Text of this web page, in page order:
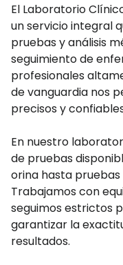
El Laboratorio
un servicio integral
pruebas y análisis
seguimiento de
profesionales
de vanguardia nos
precisos y
En nuestro
de pruebas
orina hasta
Trabajamos con
seguimos estrictos
garantizar la
resultados.